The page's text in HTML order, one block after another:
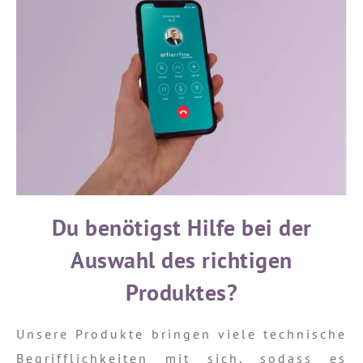
Du benötigst Hilfe bei der
Auswahl des richtigen
Produktes?
Unsere Produkte bringen viele technische
Begrifflichkeiten mit sich, sodass es